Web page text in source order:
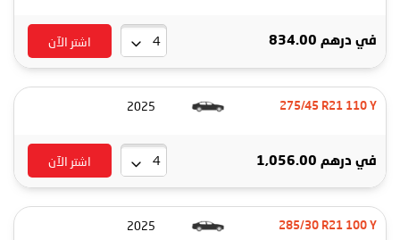
في درهم 834.00 اشتر الآن
275/45 R21 110 Y
2025
في درهم 1,056.00 اشتر الآن
285/30 R21 100 Y
2025